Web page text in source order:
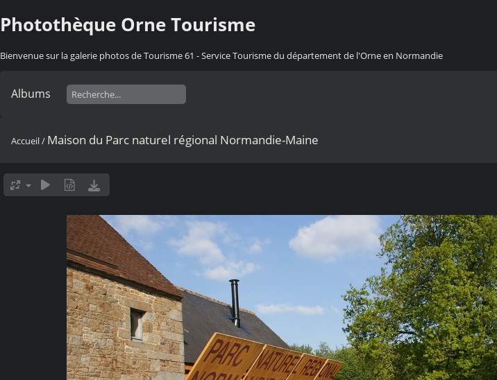
Photothèque Orne Tourisme
Bienvenue sur la galerie photos de Tourisme 61 - Service Tourisme du département de l'Orne en Normandie
Albums
Accueil/ Maison du Parc naturel régional Normandie-Maine